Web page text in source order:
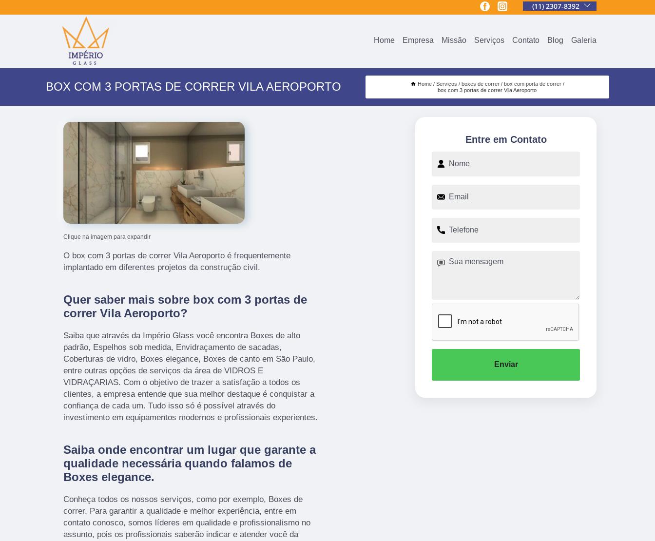
(11) 2307-8392
Home Empresa Missão Serviços Contato Blog Galeria
BOX COM 3 PORTAS DE CORRER VILA AEROPORTO Home Serviços boxes de correr
box com porta de correr
box com 3 portas de correr Vila Aeroporto
Clique na imagem para expandir
O box com 3 portas de correr Vila Aeroporto é frequentemente
implantado em diferentes projetos da construção civil.
Quer saber mais sobre box com 3 portas de
correr Vila Aeroporto?
Saiba que através da Império Glass você encontra Boxes de alto
padrão, Espelhos sob medida, Envidraçamento de sacadas,
Coberturas de vidro, Boxes elegance, Boxes de canto em São Paulo,
entre outras opções de serviços da área de VIDROS E
VIDRAÇARIAS. Com o objetivo de trazer a satisfação a todos os
clientes, a empresa entende que sua melhor destaque é conquistar a
confiança de cada um. Tudo isso só é possível através do
investimento em equipamentos modernos e profissionais experientes.
Saiba onde encontrar um lugar que garante a
qualidade necessária quando falamos de
Boxes elegance.
Conheça todos os nossos serviços, como por exemplo, Boxes de
correr. Para garantir a qualidade e melhor experiência, entre em
contato conosco, somos líderes em qualidade e profissionalismo no
assunto, pois os profissionais saberão indicar e atender você da
Entre em Contato
Enviar